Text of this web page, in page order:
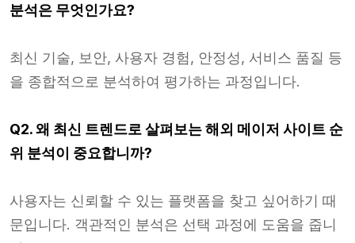
분석은 무엇인가요?
최신 기술, 보안, 사용자 경험, 안정성, 서비스 품질 등
을 종합적으로 분석하여 평가하는 과정입니다.
Q2. 왜 최신 트렌드로 살펴보는 해외 메이저 사이트 순
위 분석이 중요합니까?
사용자는 신뢰할 수 있는 플랫폼을 찾고 싶어하기 때
문입니다. 객관적인 분석은 선택 과정에 도움을 줍니